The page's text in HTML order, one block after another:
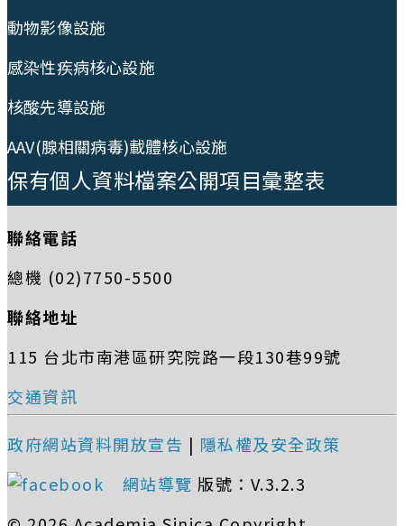
動物影像設施
感染性疾病核心設施
核酸先導設施
AAV(腺相關病毒)載體核心設施
保有個人資料檔案公開項目彙整表
聯絡電話
總機 (02)7750-5500
聯絡地址
115 台北市南港區研究院路一段130巷99號
交通資訊
政府網站資料開放宣告 | 隱私權及安全政策
網站導覽 版號：V.3.2.3